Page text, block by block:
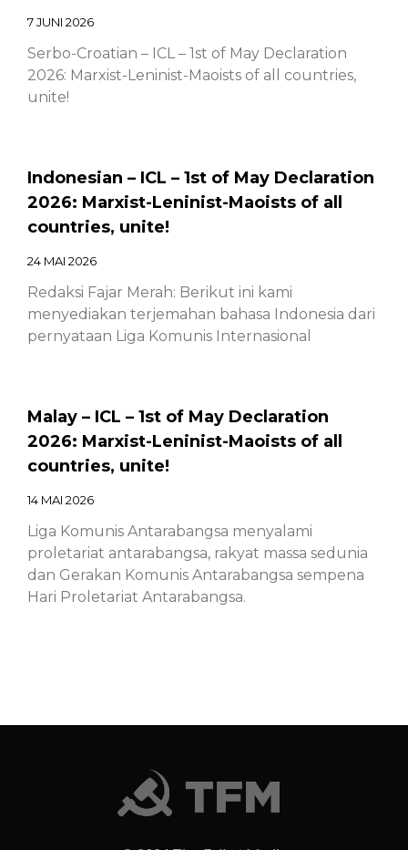
7 JUNI 2026
Serbo-Croatian – ICL – 1st of May Declaration
2026: Marxist-Leninist-Maoists of all countries,
unite!
Indonesian – ICL – 1st of May Declaration
2026: Marxist-Leninist-Maoists of all
countries, unite!
24 MAI 2026
Redaksi Fajar Merah: Berikut ini kami
menyediakan terjemahan bahasa Indonesia dari
pernyataan Liga Komunis Internasional
Malay – ICL – 1st of May Declaration
2026: Marxist-Leninist-Maoists of all
countries, unite!
14 MAI 2026
Liga Komunis Antarabangsa menyalami
proletariat antarabangsa, rakyat massa sedunia
dan Gerakan Komunis Antarabangsa sempena
Hari Proletariat Antarabangsa.
countries, unite!
Chinese – ICL – 1st of May Declaration 2026:
Marxist-Leninist-Maoists of all countries, unite!